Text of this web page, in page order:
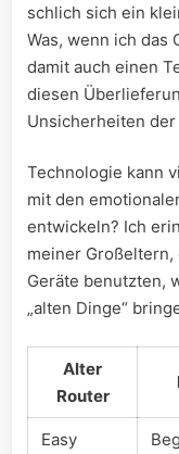
schlich sich ein
Was, wenn ich das
damit auch ⁤einen
diesen
Unsicherheiten
Technologie kann
mit den
entwickeln? Ich
meiner‍
Geräte benutzten,
⁢„alten Dinge“
Alter
Router
Easy ​